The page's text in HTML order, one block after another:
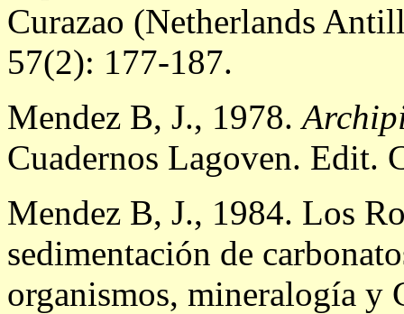
Curazao (Netherlands
57(2): 177-187.
Mendez B, J., 1978.
Cuadernos Lagoven. Edit.
Mendez B, J., 1984. Los
sedimentación de
organismos, mineralogía y